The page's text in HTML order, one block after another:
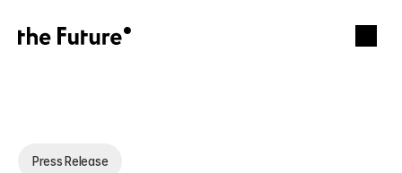
Press Release